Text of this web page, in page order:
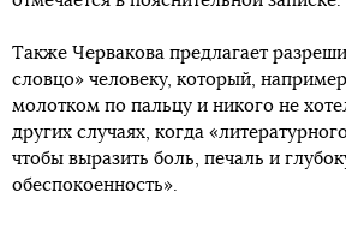
Также Червакова предлагает
словцо» человеку, который,
молотком по пальцу и никого не
других случаях, когда
чтобы выразить боль, печаль и
обеспокоенность».